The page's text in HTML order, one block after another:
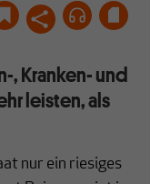
, Kranken- und
leisten, als
nur ein riesiges